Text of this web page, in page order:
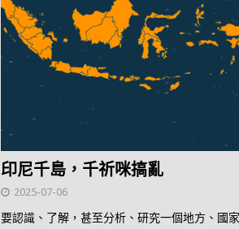
印尼千島，千祈咪搞亂
2025-07-06
要認識、了解，甚至分析、研究一個地方、國